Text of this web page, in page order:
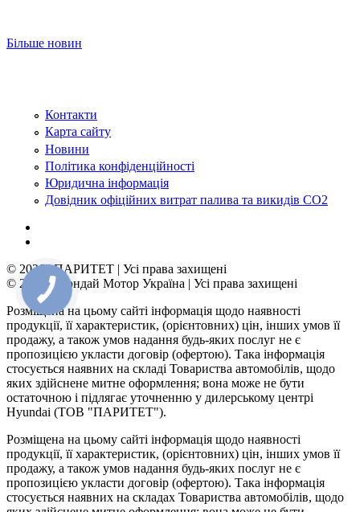
Більше новин
Контакти
Карта сайту
Новини
Політика конфіденційності
Юридична інформація
Довідник офіційних витрат палива та викидів СО2
© 2026 | ПАРИТЕТ | Усі права захищені
© 2026 | Хюндай Мотор Україна | Усі права захищені
Розміщена на цьому сайті інформація щодо наявності
продукції, її характеристик, (орієнтовних) цін, інших умов її
продажу, а також умов надання будь-яких послуг не є
пропозицією укласти договір (офертою). Така інформація
стосується наявних на складі Товариства автомобілів, щодо
яких здійснене митне оформлення; вона може не бути
остаточною і підлягає уточненню у дилерському центрі
Hyundai (ТОВ "ПАРИТЕТ").
Розміщена на цьому сайті інформація щодо наявності
продукції, її характеристик, (орієнтовних) цін, інших умов її
продажу, а також умов надання будь-яких послуг не є
пропозицією укласти договір (офертою). Така інформація
стосується наявних на складах Товариства автомобілів, щодо